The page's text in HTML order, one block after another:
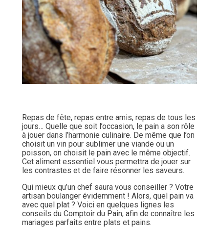
Repas de fête, repas entre amis, repas de tous les
jours… Quelle que soit l’occasion, le pain a son rôle
à jouer dans l’harmonie culinaire. De même que l’on
choisit un vin pour sublimer une viande ou un
poisson, on choisit le pain avec le même objectif.
Cet aliment essentiel vous permettra de jouer sur
les contrastes et de faire résonner les saveurs.
Qui mieux qu’un chef saura vous conseiller ? Votre
artisan boulanger évidemment ! Alors, quel pain va
avec quel plat ? Voici en quelques lignes les
conseils du Comptoir du Pain, afin de connaître les
mariages parfaits entre plats et pains.